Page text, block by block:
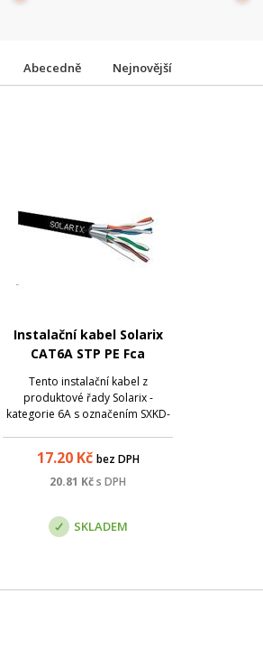
Abecedně Nejnovější
Instalační kabel Solarix
CAT6A STP PE Fca
500m/cívka SXKD-6A-STP-
PE
Tento instalační kabel z
produktové řady Solarix -
kategorie 6A s označením SXKD-
náročnější instalace, kde běžný
datový kabel s PVC nebo LSOH
vlivům ...
17.20Kč bez DPH
20.81 Kčs DPH
SKLADEM